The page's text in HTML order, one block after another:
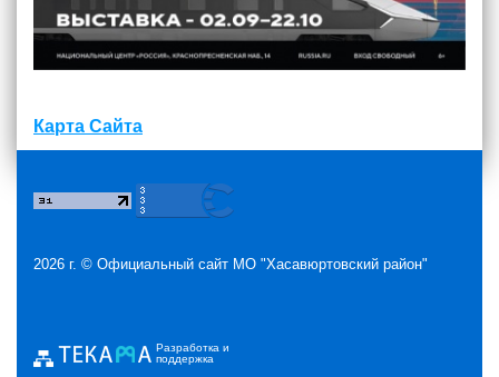
Карта Сайта
2026 г. © Официальный сайт МО "Хасавюртовский район"
Разработка и
поддержка